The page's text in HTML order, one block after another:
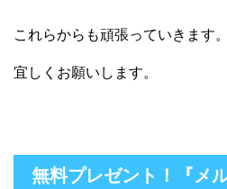
これらからも頑張っていきます
宜しくお願いします。
無料プレゼント！『メ